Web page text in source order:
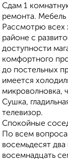
Сдам 1
ремонта.
Рассмотрю всех
районе с
доступности
комфортного
до постельных
имеется
микроволновка,
Сушка,
телевизор.
Спокойные
По всем
восемьдесят
восемнадцать